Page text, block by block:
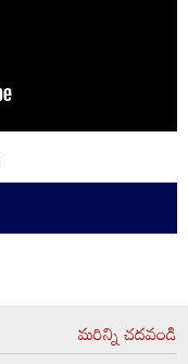
మరిన్ని చదవండి